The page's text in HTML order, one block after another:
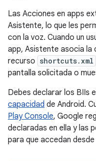
Las Acciones en apps
Asistente, lo que les
con la voz. Cuando un
app, Asistente asocia la
recurso shortcuts.xml
pantalla solicitada o
Debes declarar los BIIs
capacidad de Android.
Play Console, Google
declaradas en ella y las
para que accedan